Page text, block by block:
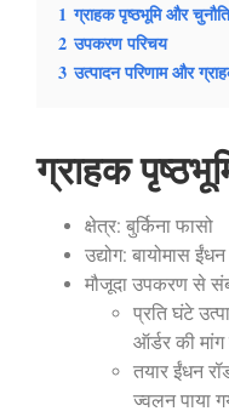
1 ग्राहक पृष्ठभूमि और
2 उपकरण परिचय
3 उत्पादन परिणाम और
ग्राहक
क्षेत्र: बुर्किना फासो
उद्योग: बायोमास
मौजूदा उपकरण से
प्रति घंटे
ऑर्डर की मांग
तयार ईंधन
ज्वलन पाया